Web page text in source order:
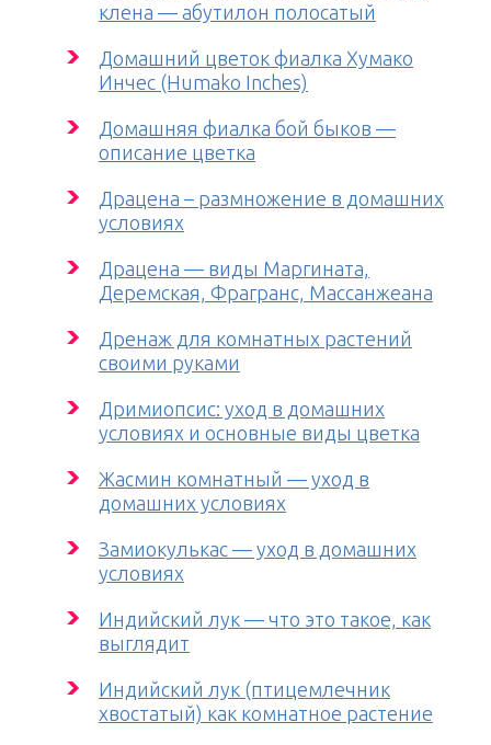
клена — абутилон полосатый
Домашний цветок фиалка Хумако
Инчес (Humako Inches)
Домашняя фиалка бой быков —
описание цветка
Драцена – размножение в домашних
условиях
Драцена — виды Маргината,
Деремская, Фрагранс, Массанжеана
Дренаж для комнатных растений
своими руками
Дримиопсис: уход в домашних
условиях и основные виды цветка
Жасмин комнатный — уход в
домашних условиях
Замиокулькас — уход в домашних
условиях
Индийский лук — что это такое, как
выглядит
Индийский лук (птицемлечник
хвостатый) как комнатное растение